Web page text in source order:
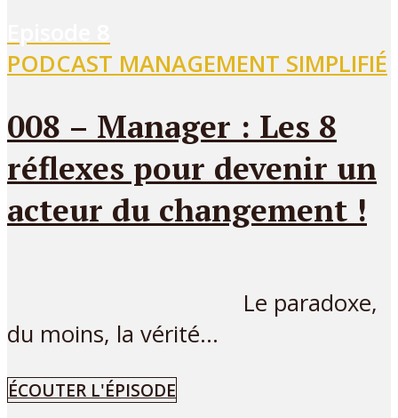
PODCAST MANAGEMENT SIMPLIFIÉ
008 – Manager : Les 8
réflexes pour devenir un
acteur du changement !
Le paradoxe,
du moins, la vérité...
ÉCOUTER L'ÉPISODE